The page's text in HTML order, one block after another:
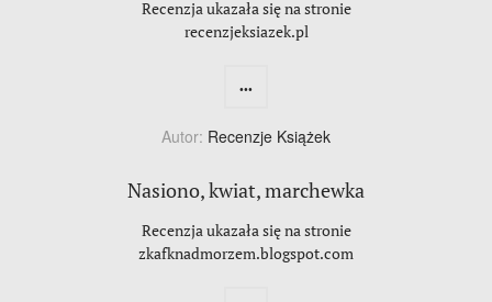
Recenzja ukazała się na stronie
recenzjeksiazek.pl
...
Autor: Recenzje Książek
Nasiono, kwiat, marchewka
Recenzja ukazała się na stronie
zkafknadmorzem.blogspot.com